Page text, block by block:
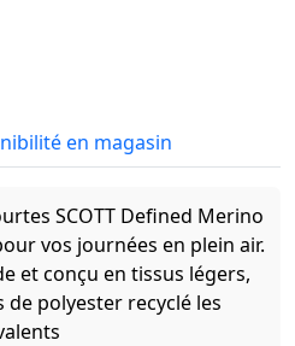
en magasin
SCOTT Defined Merino
vos journées en plein air.
et conçu en tissus légers,
de polyester recyclé les